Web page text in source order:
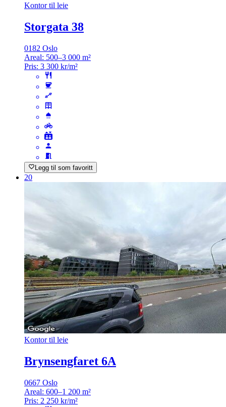
Kontor til leie
Storgata 38
0182 Oslo
Areal: 500–3 000 m²
Pris: 3 300 kr/m²
Legg til som favoritt
20
Kontor til leie
Brynsengfaret 6A
0667 Oslo
Areal: 600–1 200 m²
Pris: 2 250 kr/m²